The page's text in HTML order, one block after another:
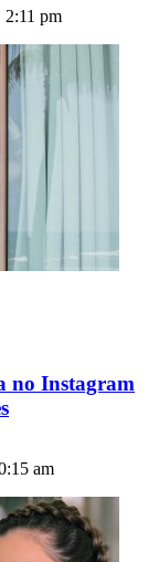
2:11 pm
no Instagram
am